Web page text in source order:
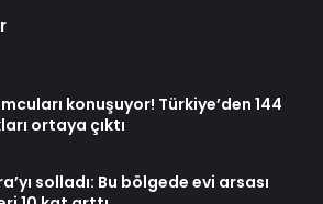
konuşuyor! Türkiye’den 144
ortaya çıktı
solladı: Bu bölgede evi arsası